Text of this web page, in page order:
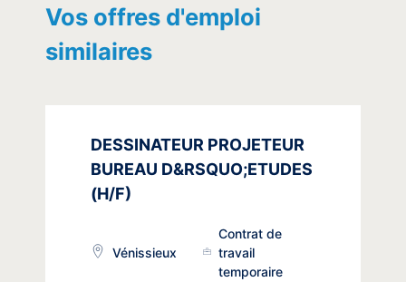
Vos offres d'emploi
similaires
DESSINATEUR PROJETEUR
BUREAU D&RSQUO;ETUDES
(H/F)
Vénissieux
Contrat de
travail
temporaire